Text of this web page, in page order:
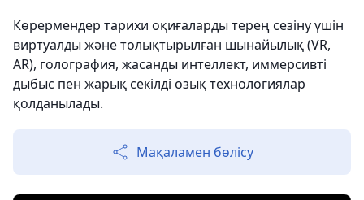
Көрермендер тарихи оқиғаларды терең сезіну үшін
виртуалды және толықтырылған шынайылық (VR,
AR), голография, жасанды интеллект, иммерсивті
дыбыс пен жарық секілді озық технологиялар
қолданылады.
Мақаламен бөлісу